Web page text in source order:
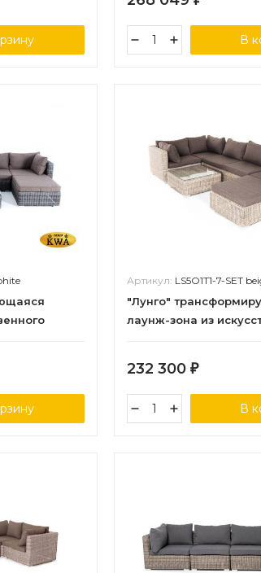
В
Артикул: LS5O1T1-7-SET
"Лунго"
лаунж-зона из
232 300 ₽
В